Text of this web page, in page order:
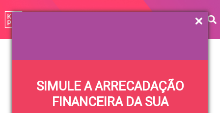
SIMULE A ARRECADAÇÃO
FINANCEIRA DA SUA
Home»Blog»Keeper Formaturas»O que é preciso
O que é preciso